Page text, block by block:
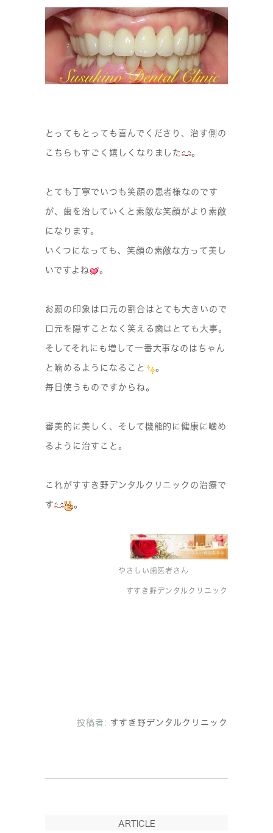
とってもとっても喜んでくださり、治す側の
こちらもすごく嬉しくなりました 。
とても丁寧でいつも笑顔の患者様なのです
が、歯を治していくと素敵な笑顔がより素敵
になります。
いくつになっても、笑顔の素敵な方って美し
いですよね 。
お顔の印象は口元の割合はとても大きいので
口元を隠すことなく笑える歯はとても大事。
そしてそれにも増して一番大事なのはちゃん
と噛めるようになること 。
毎日使うものですからね。
審美的に美しく、そして機能的に健康に噛め
るように治すこと。
これがすすき野デンタルクリニックの治療で
す 。
やさしい歯医者さん
すすき野デンタルクリニック
投稿者: すすき野デンタルクリニック
ARTICLE